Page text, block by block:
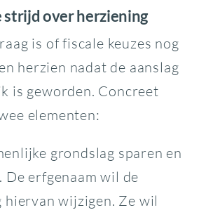
strijd over herziening
is of fiscale keuzes nog
herzien nadat de aanslag
is geworden. Concreet
elementen:
grondslag sparen en
De erfgenaam wil de
hiervan wijzigen. Ze wil